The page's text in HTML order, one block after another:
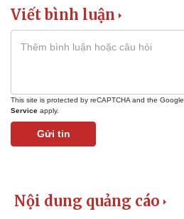
Kinh tế
Bất động sản
Viết bình luận
This site is protected by reCAPTCHA and the Google
Service apply.
Gửi tin